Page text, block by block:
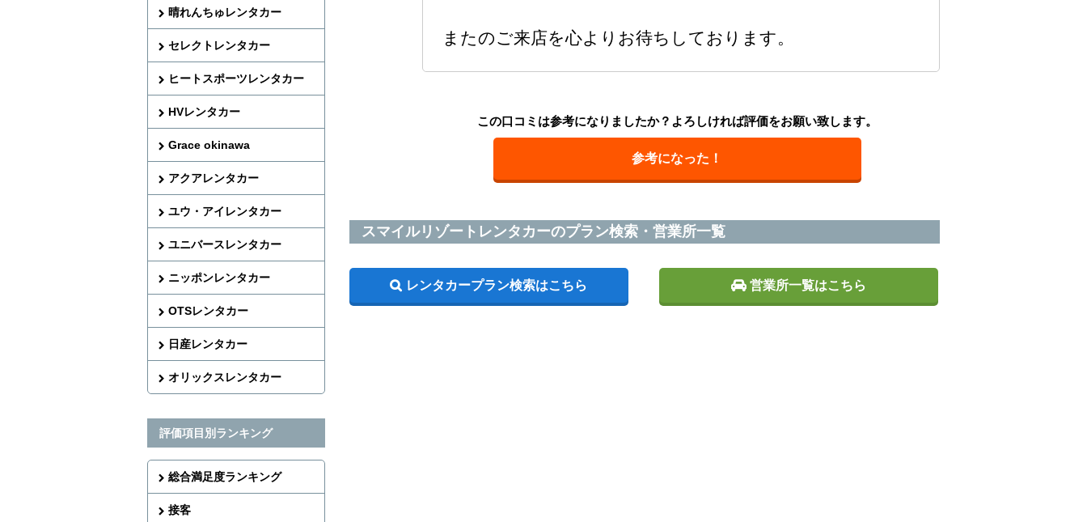
またのご来店を心よりお待ちしております。
この口コミは参考になりましたか？よろしければ評価をお願い致します。
参考になった！
スマイルリゾートレンタカーのプラン検索・営業所一覧
レンタカープラン検索はこちら 営業所一覧はこちら
晴れんちゅレンタカー
セレクトレンタカー
ヒートスポーツレンタカー
HVレンタカー
Grace okinawa
アクアレンタカー
ユウ・アイレンタカー
ユニバースレンタカー
ニッポンレンタカー
OTSレンタカー
日産レンタカー
オリックスレンタカー
評価項目別ランキング
総合満足度ランキング
接客